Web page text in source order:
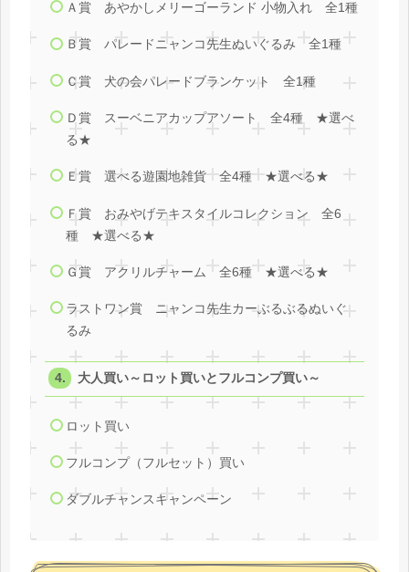
Ａ賞 あやかしメリーゴーランド 小物入れ 全1種
Ｂ賞 パレードニャンコ先生ぬいぐるみ 全1種
Ｃ賞 犬の会パレードブランケット 全1種
Ｄ賞 スーベニアカップアソート 全4種 ★選べ
る★
Ｅ賞 選べる遊園地雑貨 全4種 ★選べる★
Ｆ賞 おみやげテキスタイルコレクション 全6
種 ★選べる★
Ｇ賞 アクリルチャーム 全6種 ★選べる★
ラストワン賞 ニャンコ先生カーぶるぶるぬいぐ
るみ
大人買い～ロット買いとフルコンプ買い～
ロット買い
フルコンプ（フルセット）買い
ダブルチャンスキャンペーン